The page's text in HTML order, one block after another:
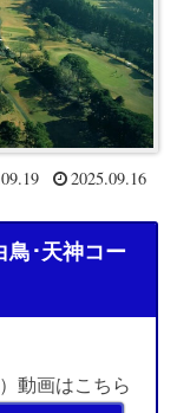
2025.09.16
鳥･天神コー
動画はこちら